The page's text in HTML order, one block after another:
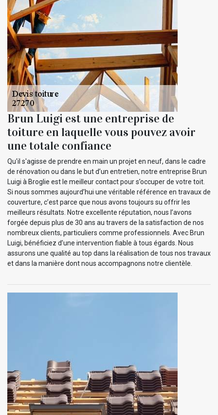
Brun Luigi est une entreprise de
toiture en laquelle vous pouvez avoir
une totale confiance
Qu'il s'agisse de prendre en main un projet en neuf, dans le cadre
de rénovation ou dans le but d’un entretien, notre entreprise Brun
Luigi à Broglie est le meilleur contact pour s’occuper de votre toit.
Si nous sommes aujourd’hui une véritable référence en travaux de
couverture, c’est parce que nous avons toujours su offrir les
meilleurs résultats. Notre excellente réputation, nous l’avons
forgée depuis plus de 30 ans au travers de la satisfaction de nos
nombreux clients, particuliers comme professionnels. Avec Brun
Luigi, bénéficiez d’une intervention fiable à tous égards. Nous
assurons une qualité au top dans la réalisation de tous nos travaux
et dans la manière dont nous accompagnons notre clientèle.